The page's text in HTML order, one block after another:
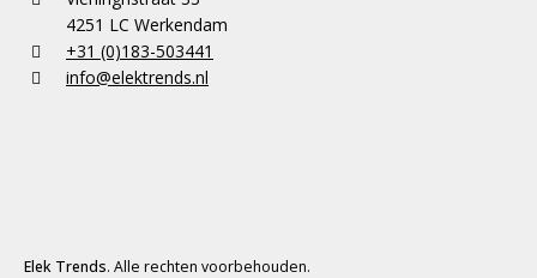
4251 LC Werkendam
+31 (0)183-503441
info@elektrends.nl
Elek Trends. Alle rechten voorbehouden.